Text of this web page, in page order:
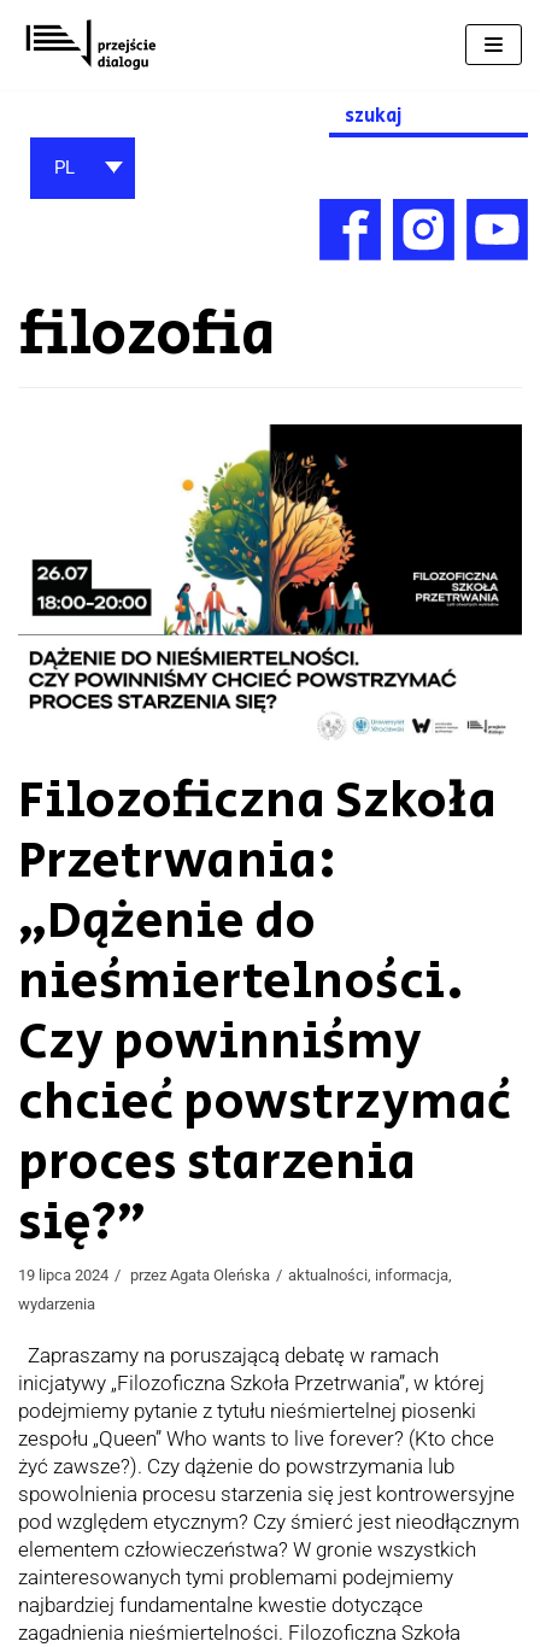
Przejdź
do
Search
for:
PL
filozofia
Filozoficzna Szkoła
Przetrwania:
„Dążenie do
nieśmiertelności.
Czy powinniśmy
chcieć powstrzymać
proces starzenia
się?”
19 lipca 2024 przez Agata Oleńska aktualności, informacja,
wydarzenia
Zapraszamy na poruszającą debatę w ramach
inicjatywy „Filozoficzna Szkoła Przetrwania”, w której
podejmiemy pytanie z tytułu nieśmiertelnej piosenki
zespołu „Queen” Who wants to live forever? (Kto chce
żyć zawsze?). Czy dążenie do powstrzymania lub
spowolnienia procesu starzenia się jest kontrowersyjne
pod względem etycznym? Czy śmierć jest nieodłącznym
elementem człowieczeństwa? W gronie wszystkich
zainteresowanych tymi problemami podejmiemy
najbardziej fundamentalne kwestie dotyczące
zagadnienia nieśmiertelności. Filozoficzna Szkoła